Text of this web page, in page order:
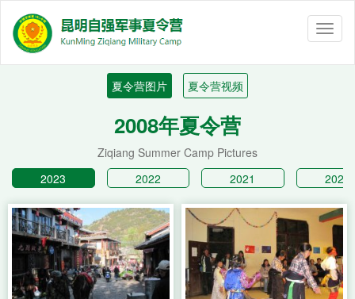
夏令营图片 夏令营视频
2008年夏令营
Ziqiang Summer Camp Pictures
2023
2022 2021 2020